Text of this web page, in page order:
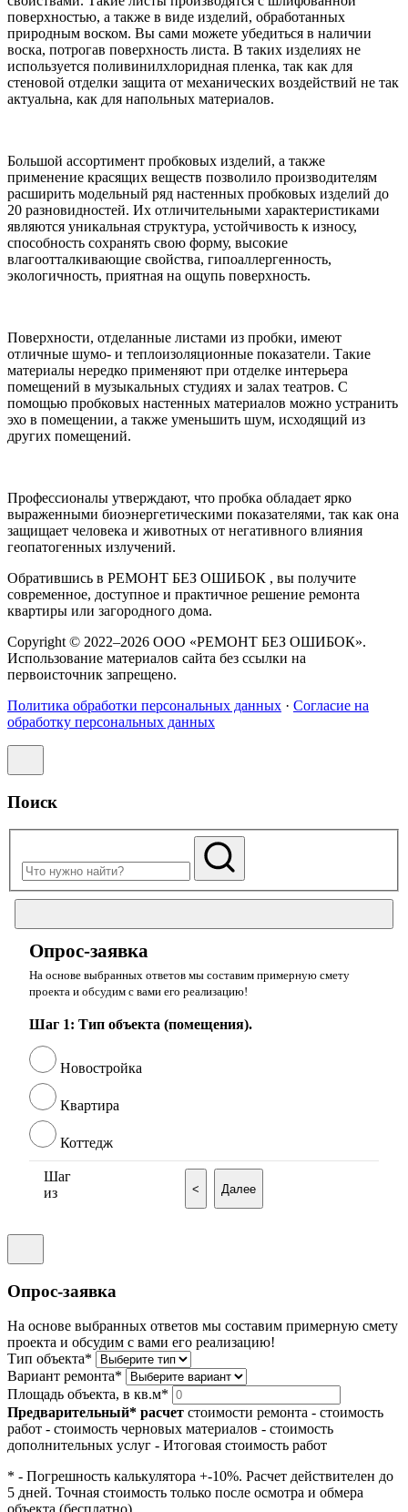
поверхностью, а также в виде изделий, обработанных
природным воском. Вы сами можете убедиться в наличии
воска, потрогав поверхность листа. В таких изделиях не
используется поливинилхлоридная пленка, так как для
стеновой отделки защита от механических воздействий не так
актуальна, как для напольных материалов.
Большой ассортимент пробковых изделий, а также
применение красящих веществ позволило производителям
расширить модельный ряд настенных пробковых изделий до
20 разновидностей. Их отличительными характеристиками
являются уникальная структура, устойчивость к износу,
способность сохранять свою форму, высокие
влагоотталкивающие свойства, гипоаллергенность,
экологичность, приятная на ощупь поверхность.
Поверхности, отделанные листами из пробки, имеют
отличные шумо- и теплоизоляционные показатели. Такие
материалы нередко применяют при отделке интерьера
помещений в музыкальных студиях и залах театров. С
помощью пробковых настенных материалов можно устранить
эхо в помещении, а также уменьшить шум, исходящий из
других помещений.
Профессионалы утверждают, что пробка обладает ярко
выраженными биоэнергетическими показателями, так как она
защищает человека и животных от негативного влияния
геопатогенных излучений.
Обратившись в РЕМОНТ БЕЗ ОШИБОК , вы получите
современное, доступное и практичное решение ремонта
квартиры или загородного дома.
Copyright © 2022–2026 ООО «РЕМОНТ БЕЗ ОШИБОК».
Использование материалов сайта без ссылки на
первоисточник запрещено.
Политика обработки персональных данных · Согласие на
обработку персональных данных
Поиск
Опрос-заявка
На основе выбранных ответов мы составим примерную смету
проекта и обсудим с вами его реализацию!
Шаг 1: Тип объекта (помещения).
Новостройка
Квартира
Коттедж
Шаг
из
< Далее
Опрос-заявка
На основе выбранных ответов мы составим примерную смету
проекта и обсудим с вами его реализацию!
Тип объекта*
Вариант ремонта*
Площадь объекта, в кв.м*
Предварительный* расчет стоимости ремонта - стоимость
работ - стоимость черновых материалов - стоимость
дополнительных услуг - Итоговая стоимость работ
* - Погрешность калькулятора +-10%. Расчет действителен до
5 дней. Точная стоимость только после осмотра и обмера